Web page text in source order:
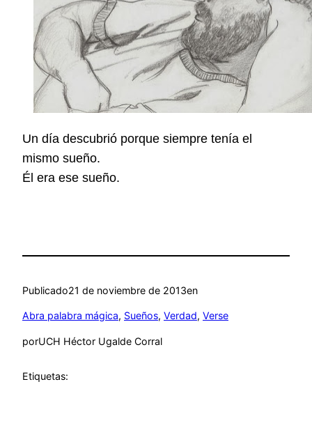
Un día descubrió porque siempre tenía el
mismo sueño.
Él era ese sueño.
Publicado21 de noviembre de 2013en
Abra palabra mágica, Sueños, Verdad, Verse
porUCH Héctor Ugalde Corral
Etiquetas: